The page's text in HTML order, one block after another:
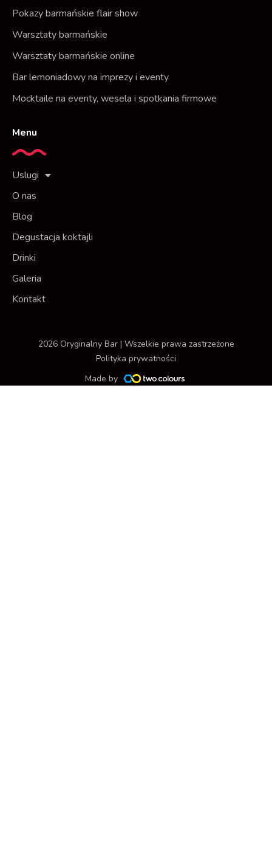
Pokazy barmańskie flair show
Warsztaty barmańskie
Warsztaty barmańskie online
Bar lemoniadowy na imprezy i eventy
Mocktaile na eventy, wesela i spotkania firmowe
Menu
Uslugi
O nas
Blog
Degustacja koktajli
Drinki
Galeria
Kontakt
2026 Oryginalny Bar | Wszelkie prawa zastrzeżone
Polityka prywatności
Made by